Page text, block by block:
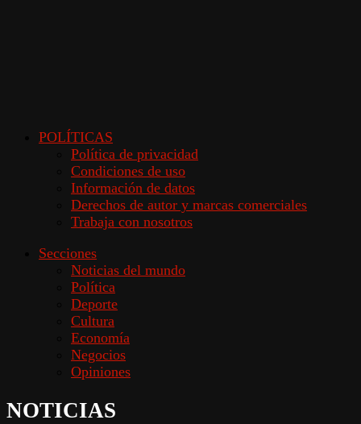
POLÍTICAS
Política de privacidad
Condiciones de uso
Información de datos
Derechos de autor y marcas comerciales
Trabaja con nosotros
Secciones
Noticias del mundo
Política
Deporte
Cultura
Economía
Negocios
Opiniones
NOTICIAS